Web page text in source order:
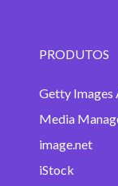
PRODUTOS
Getty Images
Media
image.net
iStock